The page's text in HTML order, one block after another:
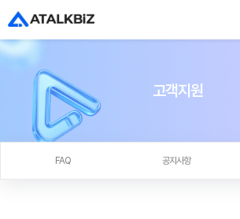
고객지원
FAQ 공지사항